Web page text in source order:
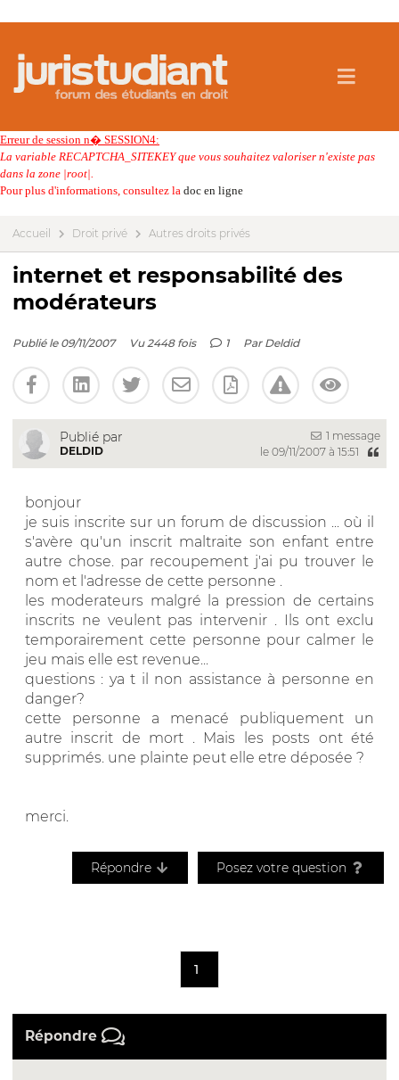
Erreur de session n� SESSION4:
La variable RECAPTCHA_SITEKEY que vous souhaitez valoriser n'existe pas
dans la zone |root|.
Pour plus d'informations, consultez la doc en ligne
Accueil Droit privé Autres droits privés
internet et responsabilité des
modérateurs
Publié le 09/11/2007 Vu 2448 fois 1 Par Deldid
Publié par
DELDID
1 message
le 09/11/2007 à 15:51
bonjour
je suis inscrite sur un forum de discussion ... où il
s'avère qu'un inscrit maltraite son enfant entre
autre chose. par recoupement j'ai pu trouver le
nom et l'adresse de cette personne .
les moderateurs malgré la pression de certains
inscrits ne veulent pas intervenir . Ils ont exclu
temporairement cette personne pour calmer le
jeu mais elle est revenue...
questions : ya t il non assistance à personne en
danger?
cette personne a menacé publiquement un
autre inscrit de mort . Mais les posts ont été
supprimés. une plainte peut elle etre déposée ?
merci.
Répondre Posez votre question
1
Répondre